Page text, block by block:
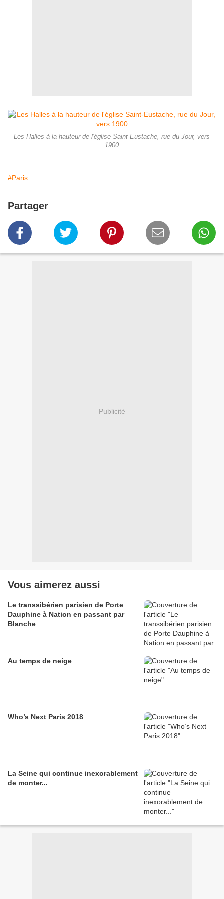
Les Halles à la hauteur de l'église Saint-Eustache, rue du Jour, vers
1900
#Paris
Partager
Publicité
Vous aimerez aussi
Le transsibérien parisien de Porte
Dauphine à Nation en passant par
Blanche
Au temps de neige
Who’s Next Paris 2018
La Seine qui continue inexorablement
de monter...